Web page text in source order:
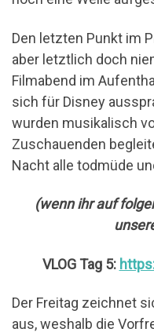
Den letzten Punkt im
aber letztlich doch
Filmabend im
sich für Disney
wurden musikalisch
Zuschauenden
Nacht alle todmüde
(wenn ihr auf
VLOG Tag 5:
Der Freitag zeichnet
aus, weshalb die